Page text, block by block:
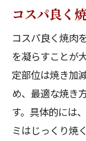
コスパ良く
コスパ良く焼肉
を凝らすことが
定部位は焼き加
め、最適な焼き
す。具体的には
ミはじっくり焼